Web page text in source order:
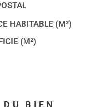
HABITABLE (M²)
(M²)
BIEN